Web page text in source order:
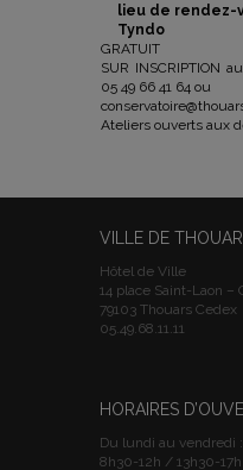
lieu de rendez-
Tyndo
GRATUIT
SUR INSCRIPTION
05 49 66 41 64 ou
Ateliers ouverts aux
VILLE DE
Hôtel de Ville
14 place Saint-Laon –
79103 Thouars Cedex
05.49.68.11.11
HORAIRES
Du lundi au vendredi :
8h30-12h / 13h30-17h